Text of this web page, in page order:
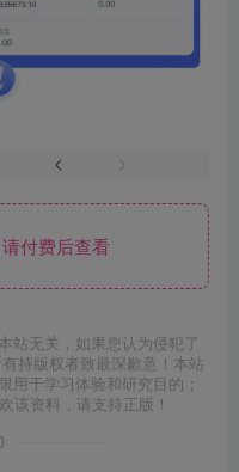
付费后查看
站无关，如果您认为侵犯了
持版权者致最深歉意！本站
用于学习体验和研究目的；
该资料，请支持正版！